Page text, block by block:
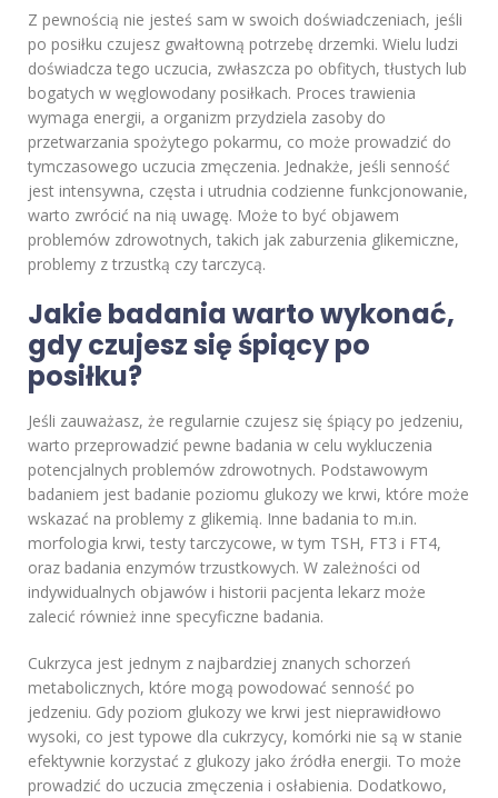
Z pewnością nie jesteś sam w swoich doświadczeniach, jeśli
po posiłku czujesz gwałtowną potrzebę drzemki. Wielu ludzi
doświadcza tego uczucia, zwłaszcza po obfitych, tłustych lub
bogatych w węglowodany posiłkach. Proces trawienia
wymaga energii, a organizm przydziela zasoby do
przetwarzania spożytego pokarmu, co może prowadzić do
tymczasowego uczucia zmęczenia. Jednakże, jeśli senność
jest intensywna, częsta i utrudnia codzienne funkcjonowanie,
warto zwrócić na nią uwagę. Może to być objawem
problemów zdrowotnych, takich jak zaburzenia glikemiczne,
problemy z trzustką czy tarczycą.
Jakie badania warto wykonać,
gdy czujesz się śpiący po
posiłku?
Jeśli zauważasz, że regularnie czujesz się śpiący po jedzeniu,
warto przeprowadzić pewne badania w celu wykluczenia
potencjalnych problemów zdrowotnych. Podstawowym
badaniem jest badanie poziomu glukozy we krwi, które może
wskazać na problemy z glikemią. Inne badania to m.in.
morfologia krwi, testy tarczycowe, w tym TSH, FT3 i FT4,
oraz badania enzymów trzustkowych. W zależności od
indywidualnych objawów i historii pacjenta lekarz może
zalecić również inne specyficzne badania.
Cukrzyca jest jednym z najbardziej znanych schorzeń
metabolicznych, które mogą powodować senność po
jedzeniu. Gdy poziom glukozy we krwi jest nieprawidłowo
wysoki, co jest typowe dla cukrzycy, komórki nie są w stanie
efektywnie korzystać z glukozy jako źródła energii. To może
prowadzić do uczucia zmęczenia i osłabienia. Dodatkowo,